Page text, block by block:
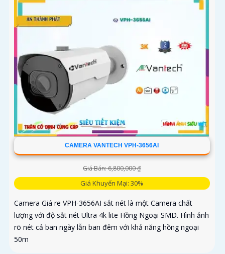
CAMERA VANTECH VPH-3656AI
Giá Bán: 6,800,000 ₫
Giá Khuyến Mại: 30%
Camera Giá re VPH-3656AI sắt nét là một Camera chất
lượng với độ sắt nét Ultra 4k lite Hồng Ngoại SMD. Hình ảnh
rõ nét cả ban ngày lẫn ban đêm với khả năng hồng ngoại
50m